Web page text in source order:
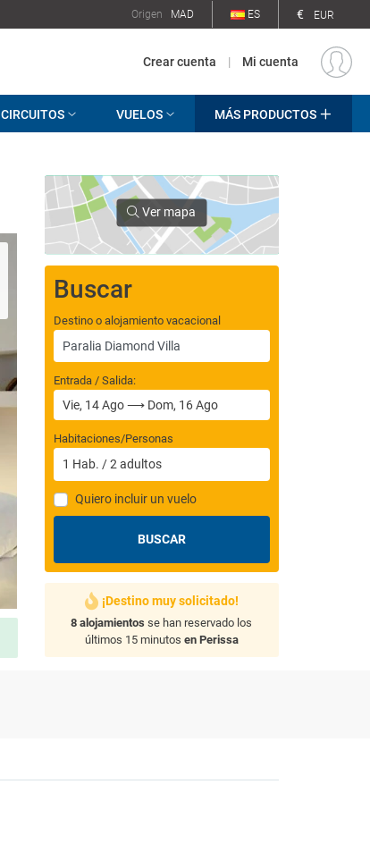
Origen MAD ES € EUR
Crear cuenta | Mi cuenta
CIRCUITOS VUELOS MÁS PRODUCTOS
Ver mapa
Buscar
Destino o alojamiento vacacional
Entrada / Salida:
Habitaciones/Personas
1 Hab. /2 adultos
Quiero incluir un vuelo
BUSCAR
¡Destino muy solicitado!
8 alojamientos se han reservado los
últimos 15 minutos en Perissa